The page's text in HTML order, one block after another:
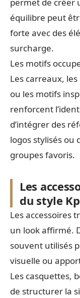
permet de créer
équilibre peut
forte avec des
surcharge.
Les motifs
Les carreaux,
ou les motifs
renforcent
d’intégrer des
logos stylisés ou
groupes favoris.
Les
du style
Les accessoires
un look affirmé.
souvent utilisés
visuelle ou
Les casquettes,
de structurer la